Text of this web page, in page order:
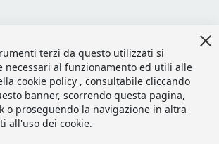
terzi da questo utilizzati si
necessari al funzionamento ed utili alle
cookie policy , consultabile cliccando
banner, scorrendo questa pagina,
o proseguendo la navigazione in altra
all'uso dei cookie.